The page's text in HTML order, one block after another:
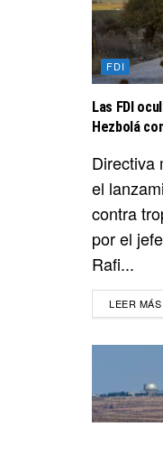
FDI
Las FDI
Hezbolá
Directiva
el
contra
por el
Rafi...
LEER MÁS